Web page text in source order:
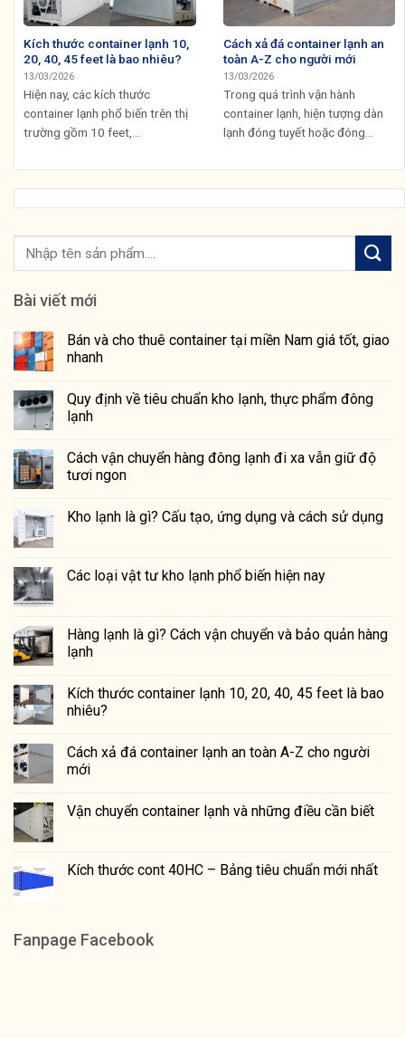
Kích thước container lạnh 10,
20, 40, 45 feet là bao nhiêu?
13/03/2026
Hiện nay, các kích thước
container lạnh phổ biến trên thị
trường gồm 10 feet,...
Cách xả đá container lạnh an
toàn A-Z cho người mới
13/03/2026
Trong quá trình vận hành
container lạnh, hiện tượng dàn
lạnh đóng tuyết hoặc đóng...
Bài viết mới
Bán và cho thuê container tại miền Nam giá tốt, giao
nhanh
Quy định về tiêu chuẩn kho lạnh, thực phẩm đông
lạnh
Cách vận chuyển hàng đông lạnh đi xa vẫn giữ độ
tươi ngon
Kho lạnh là gì? Cấu tạo, ứng dụng và cách sử dụng
Các loại vật tư kho lạnh phổ biến hiện nay
Hàng lạnh là gì? Cách vận chuyển và bảo quản hàng
lạnh
Kích thước container lạnh 10, 20, 40, 45 feet là bao
nhiêu?
Cách xả đá container lạnh an toàn A-Z cho người
mới
Vận chuyển container lạnh và những điều cần biết
Kích thước cont 40HC – Bảng tiêu chuẩn mới nhất
Fanpage Facebook